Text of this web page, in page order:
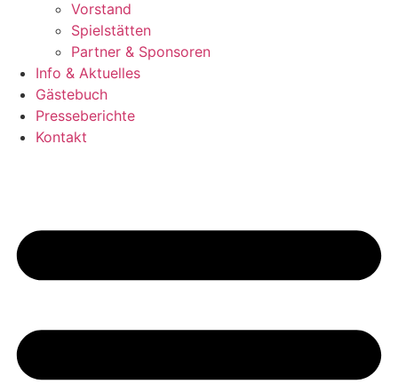
Vorstand
Spielstätten
Partner & Sponsoren
Info & Aktuelles
Gästebuch
Presseberichte
Kontakt